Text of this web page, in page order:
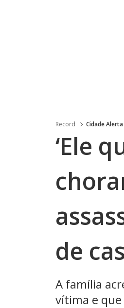
Record Cidade Alerta
‘Ele
de
A família
vítima e